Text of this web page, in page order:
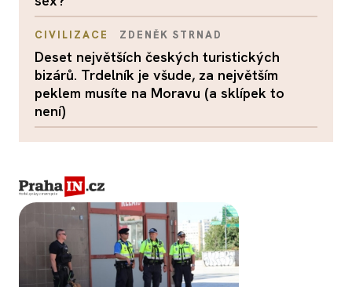
CIVILIZACE ZDENĚK STRNAD
Deset největších českých turistických
bizárů. Trdelník je všude, za největším
peklem musíte na Moravu (a sklípek to
není)